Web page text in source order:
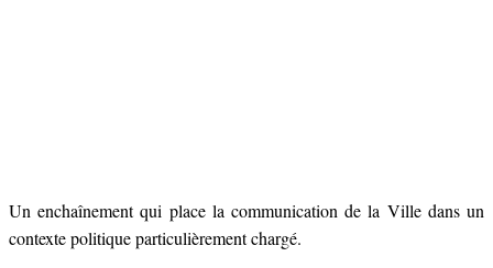
Un enchaînement qui place la communication de la Ville dans un
contexte politique particulièrement chargé.